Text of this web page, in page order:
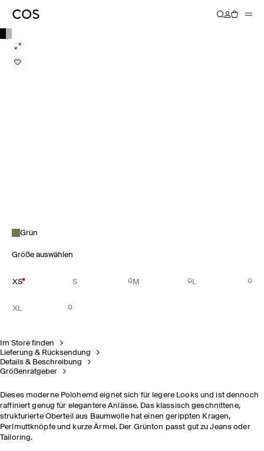
Grün
Größe auswählen
XS S M L
XL
Im Store finden
Lieferung & Rücksendung
Details & Beschreibung
Größenratgeber
Dieses moderne Polohemd eignet sich für legere Looks und ist dennoch
raffiniert genug für elegantere Anlässe. Das klassisch geschnittene,
strukturierte Oberteil aus Baumwolle hat einen gerippten Kragen,
Perlmuttknöpfe und kurze Ärmel. Der Grünton passt gut zu Jeans oder
Tailoring.